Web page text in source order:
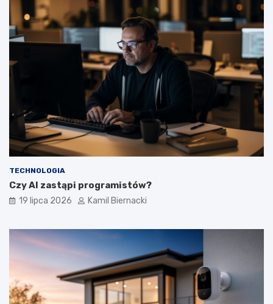
TECHNOLOGIA
Czy AI zastąpi programistów?
19 lipca 2026 Kamil Biernacki